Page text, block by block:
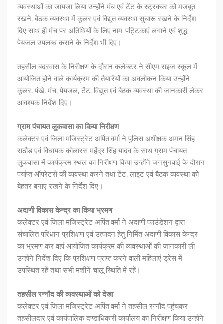
व्यवस्थाओं का जायजा लिया उन्होंने मंच एवं टेंट के स्ट्रक्चर को मजबूत
रखने, बैठक व्यवस्था में कूलर एवं विद्युत व्यवस्था सुचारू रखने के निर्देश
दिए साथ ही मंच पर अतिथियों के लिए नाम-पट्टिकाएं लगाने एवं शुद्ध
पेयजल उपलब्ध कराने के निर्देश भी दिए।
तहसील बदरवास के निरीक्षण के दौरान कलेक्टर ने सीएम राइज स्कूल में
आयोजित होने वाले कार्यक्रम की तैयारियों का अवलोकन किया उन्होंने
कूलर, पंखे, मंच, पेयजल, टेंट, विद्युत एवं बैठक व्यवस्था की जानकारी लेकर
आवश्यक निर्देश दिए।
ग्राम पंचायत लुकवासा का किया निरीक्षण
कलेक्टर एवं जिला मजिस्ट्रेट अर्पित वर्मा ने पुलिस अधीक्षक अमन सिंह
राठौड़ एवं विधायक कोलारस महेंद्र सिंह यादव के साथ ग्राम पंचायत
लुकवासा में कार्यक्रम स्थल का निरीक्षण किया उन्होंने जनसुनवाई के दौरान
पर्याप्त ऑपरेटरों की व्यवस्था करने तथा टेंट, लाइट एवं बैठक व्यवस्था को
बेहतर बनाए रखने के निर्देश दिए।
अदाणी विकास केन्द्र का किया भ्रमण
कलेक्टर एवं जिला मजिस्ट्रेट अर्पित वर्मा ने अदाणी फाउंडेशन द्वारा
संचालित परिधान प्रशिक्षण एवं उत्पादन हेतु निर्मित अदाणी विकास केन्द्र
का भ्रमण कर वहां आयोजित कार्यक्रम की व्यवस्थाओं की जानकारी ली
उन्होंने निर्देश दिए कि प्रशिक्षण प्राप्त करने वाली महिलाएं ड्रेस में
उपस्थित रहें तथा सभी मशीनें चालू स्थिति में रहें।
तहसील रन्नौद की व्यवस्थाओं को देखा
कलेक्टर एवं जिला मजिस्ट्रेट अर्पित वर्मा ने तहसील रन्नौद पहुंचकर
तहसीलदार एवं कार्यपालिक दण्डाधिकारी कार्यालय का निरीक्षण किया उन्होंने